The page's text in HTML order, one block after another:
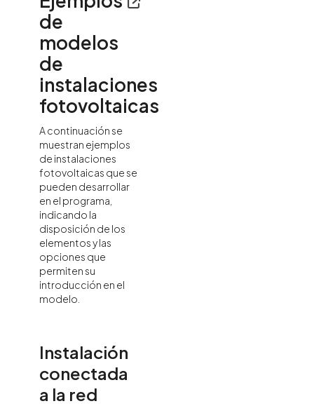
de
modelos
de
instalaciones
fotovoltaicas
A continuación se
muestran ejemplos
de instalaciones
fotovoltaicas que se
pueden desarrollar
en el programa,
indicando la
disposición de los
elementos y las
opciones que
permiten su
introducción en el
modelo.
Instalación
conectada
a la red